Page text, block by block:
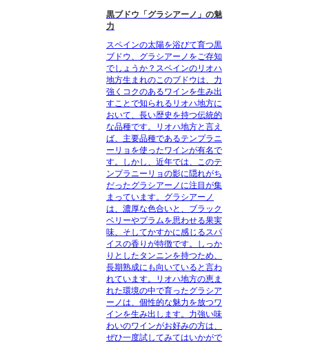
黒ブドウ「グラシアーノ」の魅
力
スペインの太陽を浴びて育つ黒
ブドウ、グラシアーノをご存知
でしょうか？スペインのリオハ
地方生まれのこのブドウは、力
強くコクのあるワインを生み出
すことで知られるリオハ地方に
おいて、長い歴史を持つ伝統的
な品種です。リオハ地方と言え
ば、主要品種であるテンプラニ
ーリョを使ったワインが有名で
す。しかし、近年では、このテ
ンプラニーリョの影に隠れがち
だったグラシアーノに注目が集
まっています。グラシアーノ
は、濃厚な色合いと、ブラック
ベリーやプラムを思わせる果実
味、そしてかすかに感じるスパ
イスの香りが特徴です。しっか
りとしたタンニンを持つため、
長期熟成にも向いていると言わ
れています。リオハ地方の恵ま
れた環境の中で育ったグラシア
ーノは、個性的な魅力を放つワ
インを生み出します。力強い味
わいのワインがお好みの方は、
ぜひ一度試してみてはいかがで